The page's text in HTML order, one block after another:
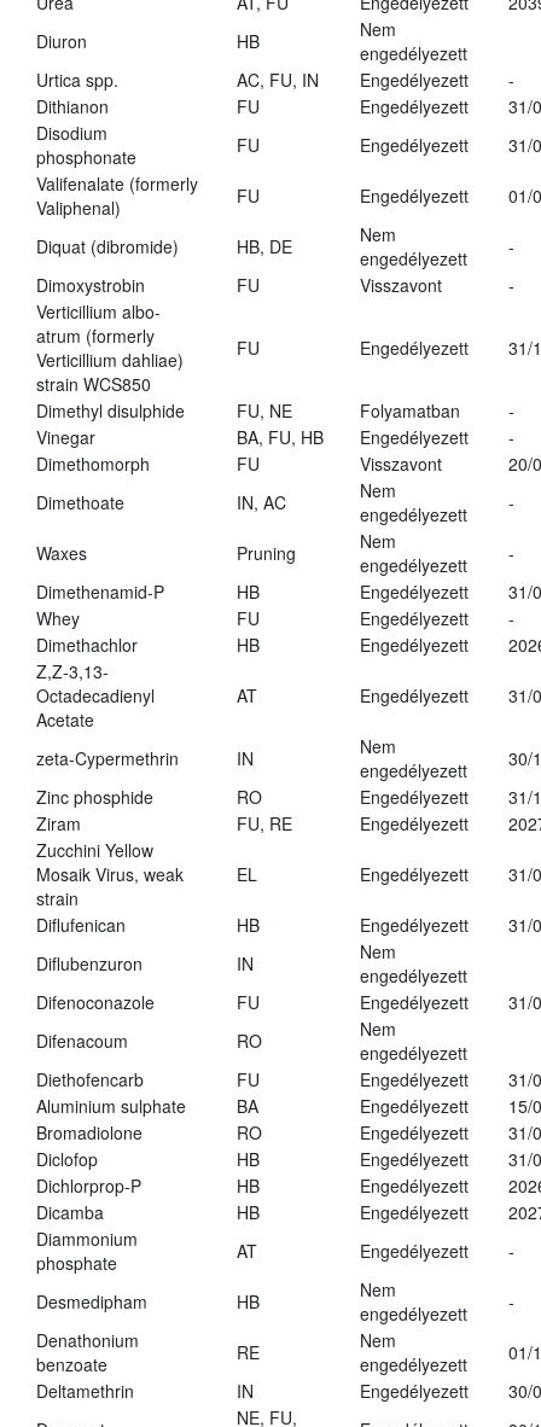
Diuron
HB
Nem
engedélyezett
Urtica spp.
AC, FU, IN Engedélyezett
-
Dithianon
FU Engedélyezett
31/
Disodium
phosphonate
FU Engedélyezett
31/
Valifenalate (formerly
Valiphenal)
FU Engedélyezett 01/
Diquat (dibromide) HB, DE
Nem
engedélyezett
-
Dimoxystrobin
FU Visszavont
-
Verticillium albo-
atrum (formerly
Verticillium dahliae)
strain WCS850
FU Engedélyezett 31/
Dimethyl disulphide FU, NE Folyamatban
-
Vinegar
BA, FU, HB Engedélyezett
-
Dimethomorph
FU Visszavont
20/
Dimethoate
IN, AC
Nem
engedélyezett
-
Waxes Pruning
Nem
engedélyezett
-
Dimethenamid-P
HB Engedélyezett
31/
Whey
FU Engedélyezett
-
Dimethachlor
HB Engedélyezett
Z,Z-3,13-
Octadecadienyl
Acetate
AT Engedélyezett 31/
zeta-Cypermethrin IN
Nem
engedélyezett
30/
Zinc phosphide
RO Engedélyezett
31/
Ziram
FU, RE Engedélyezett
Zucchini Yellow
Mosaik Virus, weak
strain
EL Engedélyezett 31/
Diflufenican HB Engedélyezett
31/
Diflubenzuron
IN
Nem
engedélyezett
Difenoconazole
FU Engedélyezett
31/
Difenacoum
RO
Nem
engedélyezett
Diethofencarb
FU Engedélyezett
31/
Aluminium sulphate
BA Engedélyezett
15/
Bromadiolone
RO Engedélyezett
31/
Diclofop
HB Engedélyezett
31/
Dichlorprop-P
HB Engedélyezett
Dicamba
HB Engedélyezett
Diammonium
phosphate
AT Engedélyezett -
Desmedipham HB
Nem
engedélyezett
-
Denathonium
benzoate
RE
Nem
engedélyezett
01/
Deltamethrin
IN Engedélyezett
30/
NE, FU,